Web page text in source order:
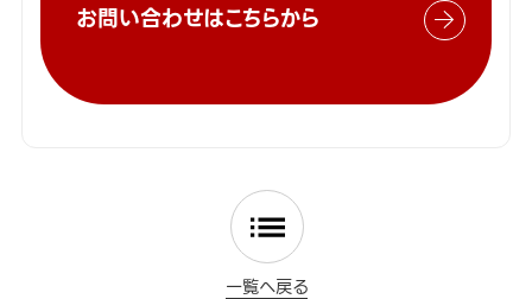
お問い合わせはこちらから
一覧へ戻る